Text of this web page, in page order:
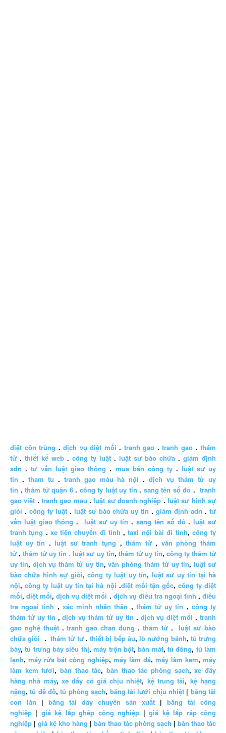
diệt côn trùng .dịch vụ diệt mối . tranh gao .tranh gao .thám
tử . thiết kế web . công ty luật . luật sư bào chữa . giám định
adn .tư vấn luật giao thông . mua bán công ty. luật sư uy
tín . tham tu . tranh gạo màu hà nội .dịch vụ thám tử uy
tín .thám tử quận 6. công ty luật uy tín . sang tên sổ đỏ .tranh
gao việt .tranh gao mau .luật sư doanh nghiệp .luật sư hình sự
giỏi . công ty luật. luật sư bào chữa uy tín .giám định adn .tư
vấn luật giao thông . luật sư uy tín .sang tên sổ đỏ.luật sư
tranh tụng . xe tiện chuyến đi tỉnh ,taxi nội bài đi tỉnh, công ty
luật uy tín .luật sư tranh tụng ,thám tử, văn phòng thám
tử ,thám tử uy tín . luật sư uy tín, thám tử uy tín, công ty thám tử
uy tín, dịch vụ thám tử uy tín,văn phòng thám tử uy tín,luật sư
bào chữa hình sự giỏi,công ty luật uy tín, luật sư uy tín tại hà
nội,công ty luật uy tín tại hà nội .diệt mối tận gốc, công ty diệt
mối,diệt mối,dịch vụ diệt mối . dịch vụ điều tra ngoại tình ,điều
tra ngoại tình , xác minh nhân thân , thám tử uy tín , công ty
thám tử uy tín ,dịch vụ thám tử uy tín . dịch vụ diệt mối .tranh
gao nghệ thuật.tranh gao chan dung . thám tử.luật sư bào
chữa giỏi .thám tử tư.thiết bị bếp âu,lò nướng bánh, tủ trưng
bày,tủ trưng bày siêu thị,máy trộn bột,bàn mát, tủ đông, tủ làm
lạnh, máy rửa bát công nghiệp, máy làm đá, máy làm kem, máy
làm kem tươi,bàn thao tác,bàn thao tác phòng sạch,xe đẩy
hàng nhà máy, xe đẩy có giá chịu nhiệt, kệ trung tải, kệ hạng
nặng,tủ để đồ,tủ phòng sạch, băng tải lưới chịu nhiệt| băng tải
con lăn | băng tải dây chuyền sản xuất | băng tải công
nghiệp | giá kệ lắp ghép công nghiệp |giá kệ lắp ráp công
nghiệp |giá kệ kho hàng |bàn thao tác phòng sạch | bàn thao tác